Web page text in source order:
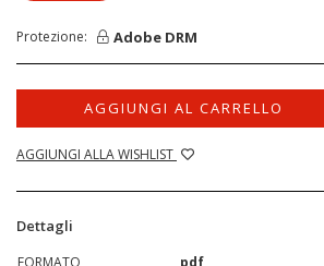
Protezione: Adobe DRM
AGGIUNGI AL CARRELLO
AGGIUNGI ALLA WISHLIST
Dettagli
FORMATO
pdf